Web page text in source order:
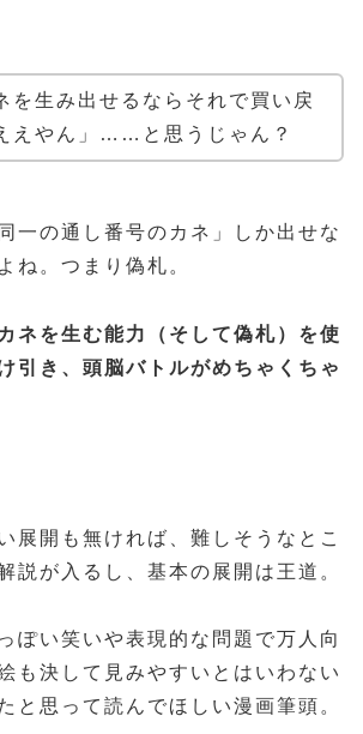
を生み出せるならそれで買い戻
えやん」……と思うじゃん？
一の通し番号のカネ」しか出せな
ね。つまり偽札。
カネを生む能力（そして偽札）を使
引き、頭脳バトルがめちゃくちゃ
展開も無ければ、難しそうなとこ
説が入るし、基本の展開は王道。
ぽい笑いや表現的な問題で万人向
も決して見みやすいとはいわない
と思って読んでほしい漫画筆頭。